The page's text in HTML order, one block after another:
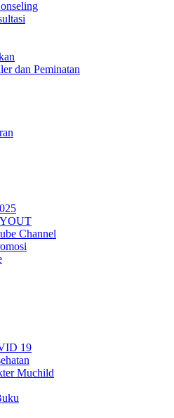
dan Peminatan
Channel
19
Muchild